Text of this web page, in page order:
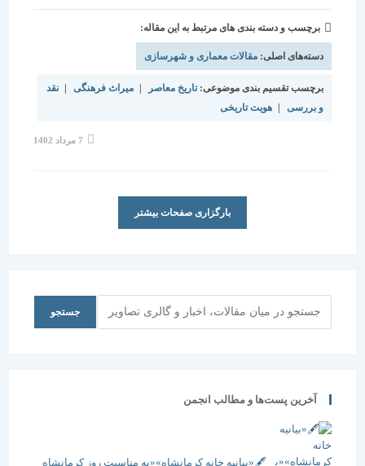
برچسب و دسته بندی های مرتبط به این مقاله:
دسته‌های اصلی:مقالات معماری و شهرسازی
برچسب تقسیم بندی موضوعی:تاریخ معاصر | میراث فرهنگی | نقد
و بررسی | هویت تاریخی
بارگزاری صفحات بیشتر
جستجو
آخرین پست‌ها و مطالب انجمن
🖋️«بیانیه خانه کرمانشاه»«به مناسبت روز کرمانشاه